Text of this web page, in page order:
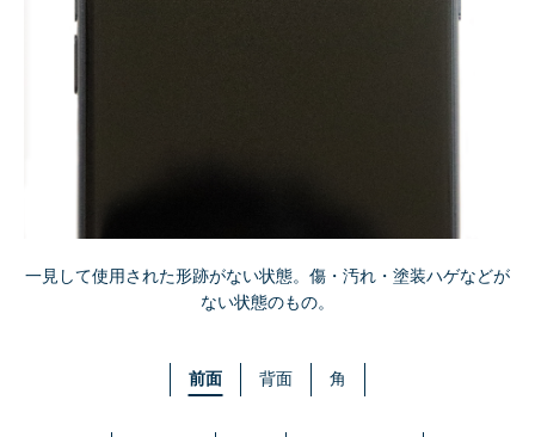
一見して使用された形跡がない状態。傷・汚れ・塗装ハゲなどが
ない状態のもの。
前面 背面 角